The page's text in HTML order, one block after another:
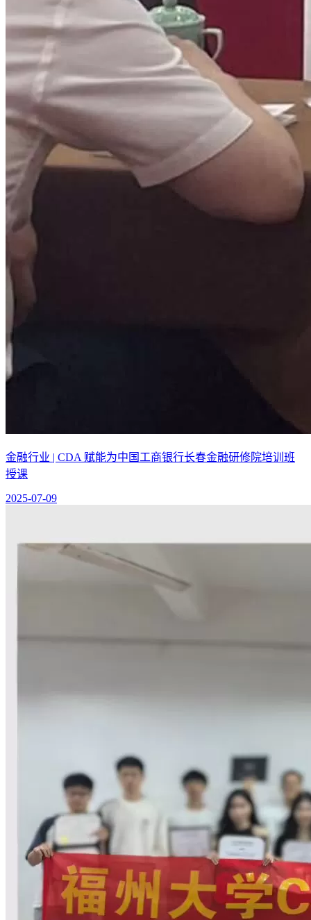
金融行业 | CDA 赋能为中国工商银行长春金融研修院培训班
授课
2025-07-09